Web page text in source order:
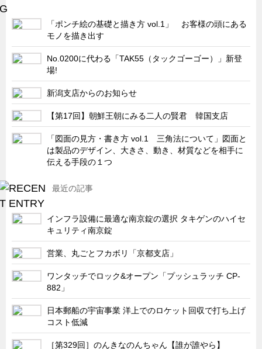
「ポンチ絵の基礎と描き方 vol.1」 お客様の頭にある
モノを描き出す
No.0200に代わる「TAK55（タックゴーゴー）」新登
場!
新潟支店からのお知らせ
【第17回】朝鮮王朝にみる二人の賢君 韓国支店
「図面の見方・書き方 vol.1 三角法について」図面と
は製品のデザイン、大きさ、動き、材質などを相手に
伝える手段の１つ
最近の記事
インフラ設備に最適な南京錠の選択 タキゲンのハイセ
キュリティ南京錠
営業、丸ごとフカボリ「京都支店」
ワンタッチでロック&オープン「プッシュラッチ CP-
882」
日本郵船の宇宙事業 洋上でのロケット回収で打ち上げ
コスト低減
［第329回］のんきなのんちゃん【誰が誰やら】